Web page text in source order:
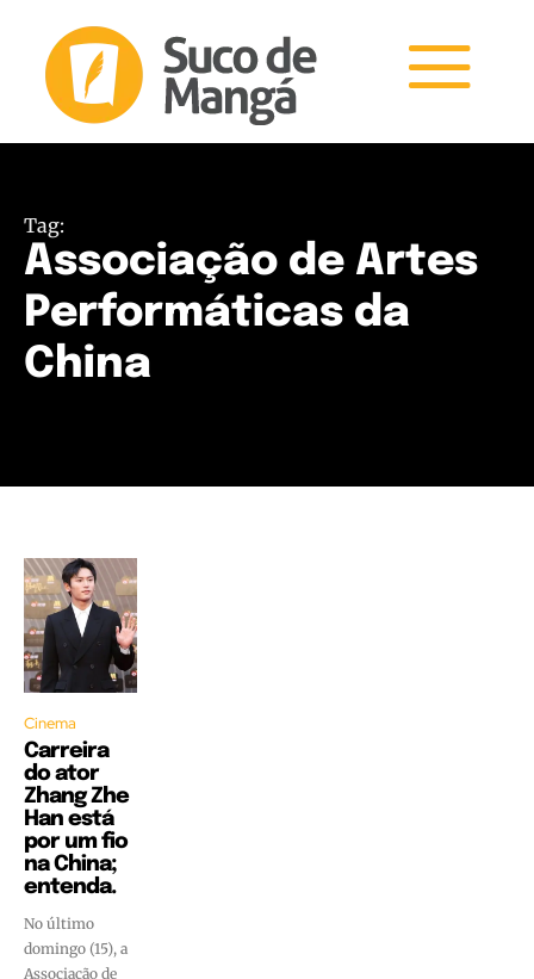
Tag:
Associação de Artes
Performáticas da
China
Cinema
Carreira
do ator
Zhang Zhe
Han está
por um fio
na China;
entenda.
No último
domingo (15), a
Associação de